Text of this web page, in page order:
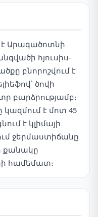
է Արագածոտնի
հյուսիս-
բնորոշվում է
ծովի
բարձրությամբ։
կազմում է մոտ 45
է կլիմայի
ջերմաստիճանը
քանակը
համեմատ։